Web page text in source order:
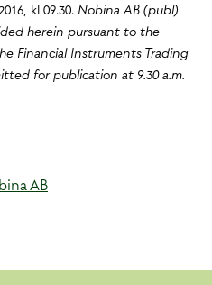
kl 09.30. Nobina AB (publ)
herein pursuant to the
Financial Instruments Trading
for publication at 9.30 a.m.
AB